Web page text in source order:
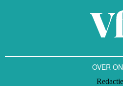
OVER
Redactie